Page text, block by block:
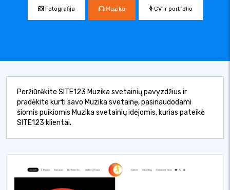
Fotografija Muzika CV ir portfolio
Peržiūrėkite SITE123 Muzika svetainių pavyzdžius ir
pradėkite kurti savo Muzika svetainę, pasinaudodami
šiomis puikiomis Muzika svetainių idėjomis, kurias pateikė
SITE123 klientai.